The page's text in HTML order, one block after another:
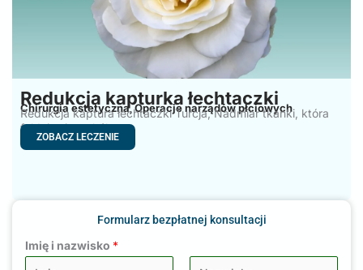
Redukcja kapturka łechtaczki
Chirurgia estetyczna,Operacje narządów płciowych
Redukcja kaptura łechtaczki Turcja, Nadmiar tkanki, która
fałduje się wokół
ZOBACZ LECZENIE
Formularz bezpłatnej konsultacji
Imię i nazwisko *